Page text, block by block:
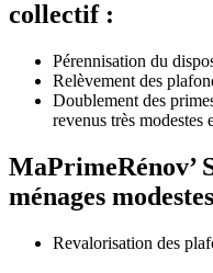
collectif :
Pérennisation du
Relèvement des
Doublement des
revenus très modestes
MaPrimeRénov’
ménages
Revalorisation des